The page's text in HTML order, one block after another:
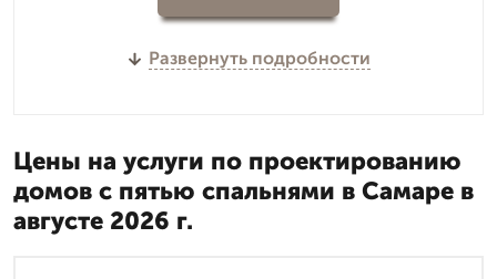
Развернуть подробности
Цены на услуги по проектированию
домов с пятью спальнями в Самаре в
августе 2026 г.